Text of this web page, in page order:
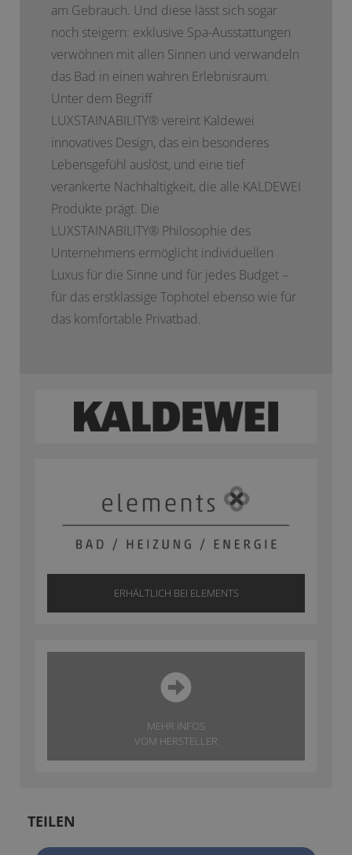
am Gebrauch. Und diese lässt sich sogar
noch steigern: exklusive Spa-Ausstattungen
verwöhnen mit allen Sinnen und verwandeln
das Bad in einen wahren Erlebnisraum.
Unter dem Begriff
LUXSTAINABILITY®vereint Kaldewei
innovatives Design, das ein besonderes
Lebensgefühl auslöst, und eine tief
verankerte Nachhaltigkeit, die alle KALDEWEI
Produkte prägt. Die
LUXSTAINABILITY® Philosophie des
Unternehmens ermöglicht individuellen
Luxus für die Sinne und für jedes Budget –
für das erstklassige Tophotel ebenso wie für
das komfortable Privatbad.
ERHÄLTLICH BEI ELEMENTS
MEHR INFOS
VOM HERSTELLER
TEILEN